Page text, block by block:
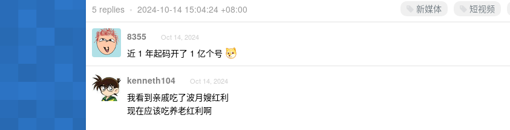
新媒体 短视频
5 replies • 2024-10-14 15:04:24 +08:00
8355 Oct 14, 2024
近 1 年起码开了 1 亿个号
kenneth104 Oct 14, 2024
我看到亲戚吃了波月嫂红利
现在应该吃养老红利啊